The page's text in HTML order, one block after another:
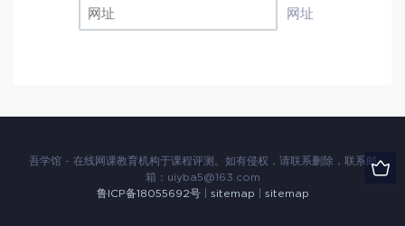
网址
吾学馆 - 在线网课教育机构于课程评测。如有侵权，请联系删除，联系邮
箱： uiyba5@163.com
鲁ICP备18055692号
sitemap sitemap